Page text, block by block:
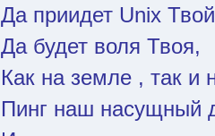
Да приидет Unix
Да будет воля Твоя,
Как на земле , так и
Пинг наш насущный